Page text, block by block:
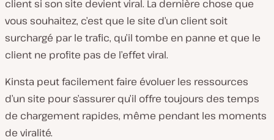
client si son site devient viral. La dernière chose que
vous souhaitez, c’est que le site d’un client soit
surchargé par le trafic, qu’il tombe en panne et que le
client ne profite pas de l’effet viral.
Kinsta peut facilement faire évoluer les ressources
d’un site pour s’assurer qu’il offre toujours des temps
de chargement rapides, même pendant les moments
de viralité.